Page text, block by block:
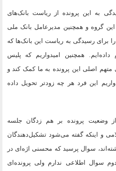
به این پرونده از ریاست بانک‌های
گروه و همچنین مدیرعامل بانک ملی
برای رسیدگی به ریاست این بانک‌ها که
داده‌ایم. همچنین امیدواریم که پلیس
متهم اصلی این پرونده به ما کمک کند و
این فرد هر چه زودتر تحویل داده
وضعیت پرونده بر هم زدگان جلسه
و اینکه گفته می‌شود تشکیل‌دهندگان
سوال پرسید که محسنی اژه‌ای در
سوال اطلاعی ندارم ولی پرونده‌ای